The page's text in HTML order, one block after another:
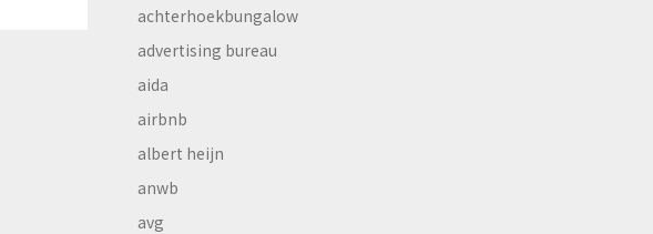
achterhoekbungalow
advertising bureau
aida
airbnb
albert heijn
anwb
avg